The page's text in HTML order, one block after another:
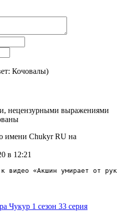
Кочовалы)
нецензурными выражениями
в 12:21
к видео «Акшин умирает от
Чукур 1 сезон 33 серия